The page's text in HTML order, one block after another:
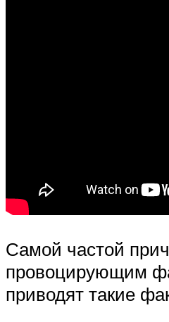
Самой частой
провоцирующим
приводят такие